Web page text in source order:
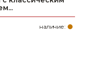
наличие: